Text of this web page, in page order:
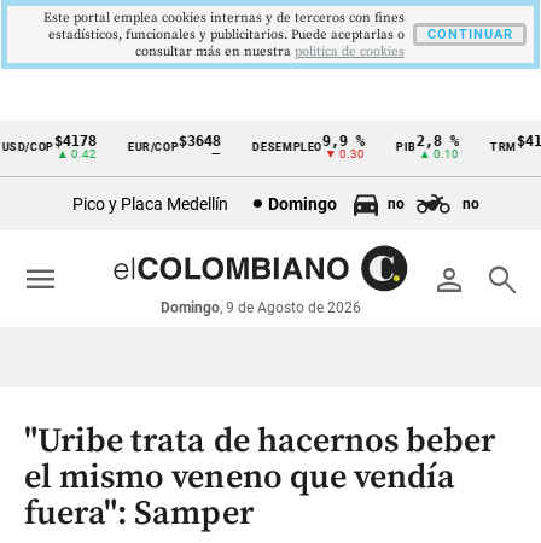
Cintillo
económicos
Colombia
COP$4178
▲ 0.42
EUR/COP$3648 DESEMPLEO 9,9 %
▼ 0.30
PIB2,8 %
▲ 0.10
TRM
Pico y Placa Medellín Domingo no no
person search
Domingo, 9 de Agosto de 2026
menu
"Uribe trata de hacernos beber
el mismo veneno que vendía
fuera": Samper
Este portal emplea cookies internas y de terceros con fines
estadísticos, funcionales y publicitarios. Puede aceptarlas o
consultar más en nuestra politica de cookies
CONTINUAR